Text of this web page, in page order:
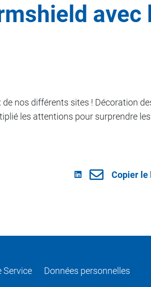
avec
nos différents sites ! Décoration
les attentions pour surprendre les
Copier le
Service Données personnelles